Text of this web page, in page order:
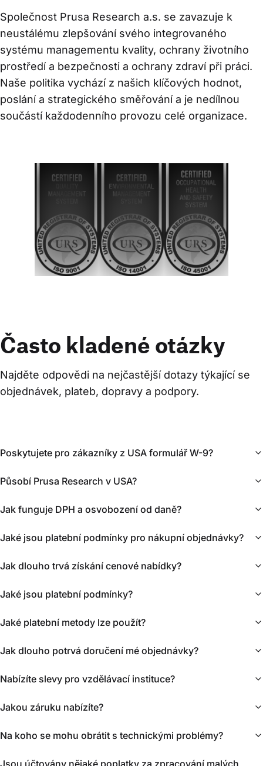
Společnost Prusa Research a.s. se zavazuje k
neustálému zlepšování svého integrovaného
systému managementu kvality, ochrany životního
prostředí a bezpečnosti a ochrany zdraví při práci.
Naše politika vychází z našich klíčových hodnot,
poslání a strategického směřování a je nedílnou
součástí každodenního provozu celé organizace.
Často kladené otázky
Najděte odpovědi na nejčastější dotazy týkající se
objednávek, plateb, dopravy a podpory.
Poskytujete pro zákazníky z USA formulář W-9?
Působí Prusa Research v USA?
Jak funguje DPH a osvobození od daně?
Jaké jsou platební podmínky pro nákupní objednávky?
Jak dlouho trvá získání cenové nabídky?
Jaké jsou platební podmínky?
Jaké platební metody lze použít?
Jak dlouho potrvá doručení mé objednávky?
Nabízíte slevy pro vzdělávací instituce?
Jakou záruku nabízíte?
Na koho se mohu obrátit s technickými problémy?
Jsou účtovány nějaké poplatky za zpracování malých